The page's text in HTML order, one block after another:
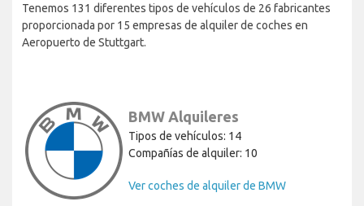
Tenemos 131 diferentes tipos de vehículos de 26 fabricantes
proporcionada por 15 empresas de alquiler de coches en
Aeropuerto de Stuttgart.
BMW Alquileres
Tipos de vehículos: 14
Compañías de alquiler: 10
Ver coches de alquiler de BMW